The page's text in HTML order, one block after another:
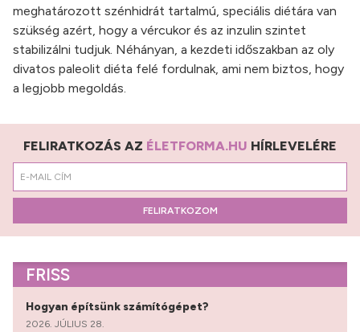
meghatározott szénhidrát tartalmú, speciális diétára van
szükség azért, hogy a vércukor és az inzulin szintet
stabilizálni tudjuk. Néhányan, a kezdeti időszakban az oly
divatos paleolit diéta felé fordulnak, ami nem biztos, hogy
a legjobb megoldás.
FELIRATKOZÁS AZ ÉLETFORMA.HU HÍRLEVELÉRE
FELIRATKOZOM
FRISS
Hogyan építsünk számítógépet?
2026. JÚLIUS 28.